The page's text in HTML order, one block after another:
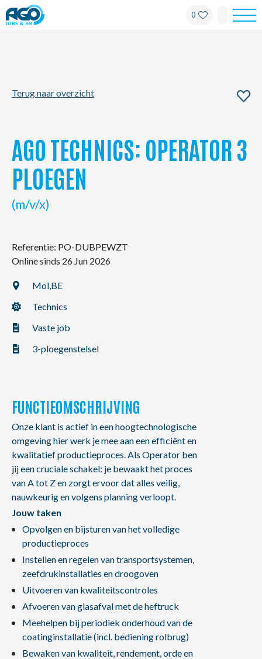
0
Kantoren
My AGO
NL FR EN
Terug naar overzicht
AGO TECHNICS: OPERATOR 3
PLOEGEN
(m/v/x)
Referentie: PO-DUBPEWZT
Online sinds 26 Jun 2026
Mol,BE
Technics
Vaste job
3-ploegenstelsel
FUNCTIEOMSCHRIJVING
Onze klant is actief in een hoogtechnologische
omgeving hier werk je mee aan een efficiënt en
kwalitatief productieproces. Als Operator ben
jij een cruciale schakel: je bewaakt het proces
van A tot Z en zorgt ervoor dat alles veilig,
nauwkeurig en volgens planning verloopt.
Jouw taken
Opvolgen en bijsturen van het volledige
productieproces
Instellen en regelen van transportsystemen,
zeefdrukinstallaties en droogoven
Uitvoeren van kwaliteitscontroles
Afvoeren van glasafval met de heftruck
Meehelpen bij periodiek onderhoud van de
coatinginstallatie (incl. bediening rolbrug)
Bewaken van kwaliteit, rendement, orde en